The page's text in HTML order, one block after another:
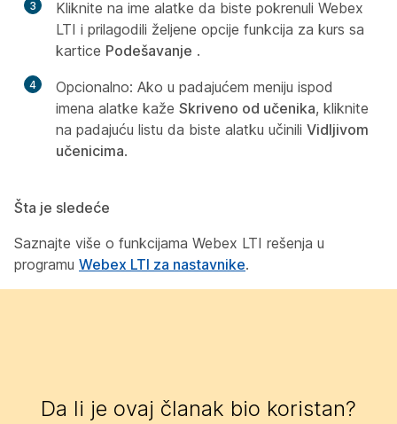
3
Kliknite na ime alatke da biste pokrenuli Webex
LTI i prilagodili željene opcije funkcija za kurs sa
kartice Podešavanje .
4
Opcionalno: Ako u padajućem meniju ispod
imena alatke kaže Skriveno od učenika, kliknite
na padajuću listu da biste alatku učinili Vidljivom
učenicima.
Šta je sledeće
Saznajte više o funkcijama Webex LTI rešenja u
programu Webex LTI za nastavnike.
Da li je ovaj članak bio koristan?